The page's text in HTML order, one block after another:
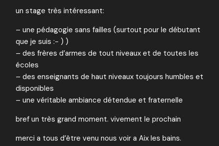
un stage très intéressant:
– une pédagogie sans failles (surtout pour le débutant
que je suis :- ) )
– des frères d’armes de tout niveaux et de toutes les
écoles
– des enseignants de haut niveaux toujours humbles et
disponibles
– une véritable ambiance détendue et fraternelle
bref un très grand moment. vivement le prochain
merci a tous d’être venu nous voir a Aix les bains.